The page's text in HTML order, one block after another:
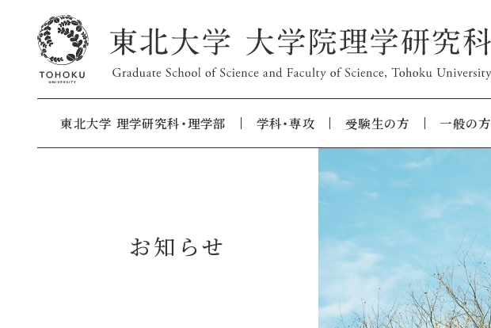
東北大学 理学研究科・理学部 学科・専攻 受験生の方 一般の方
お知らせ